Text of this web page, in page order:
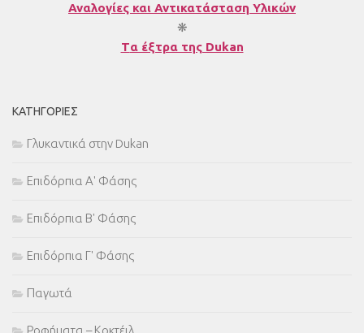
Αναλογίες και Αντικατάσταση Υλικών
❋
Tα έξτρα της Dukan
ΚΑΤΗΓΟΡΊΕΣ
Γλυκαντικά στην Dukan
Επιδόρπια Α' Φάσης
Επιδόρπια Β' Φάσης
Επιδόρπια Γ' Φάσης
Παγωτά